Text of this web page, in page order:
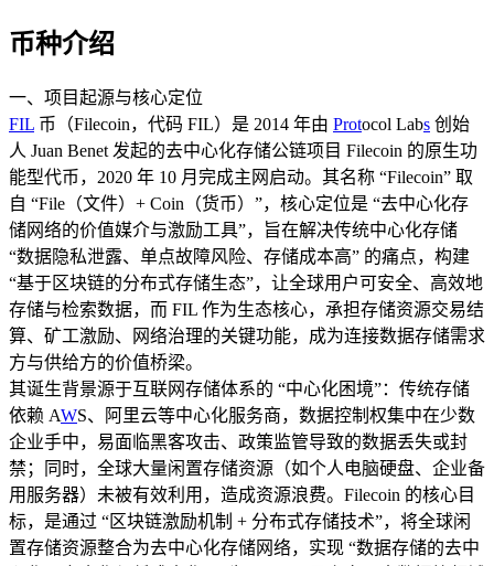
币种介绍
一、项目起源与核心定位​
FIL 币（Filecoin，代码 FIL）是 2014 年由 Protocol Labs 创始
人 Juan Benet 发起的去中心化存储公链项目 Filecoin 的原生功
能型代币，2020 年 10 月完成主网启动。其名称 “Filecoin” 取
自 “File（文件）+ Coin（货币）”，核心定位是 “去中心化存
储网络的价值媒介与激励工具”，旨在解决传统中心化存储
“数据隐私泄露、单点故障风险、存储成本高” 的痛点，构建
“基于区块链的分布式存储生态”，让全球用户可安全、高效地
存储与检索数据，而 FIL 作为生态核心，承担存储资源交易结
算、矿工激励、网络治理的关键功能，成为连接数据存储需求
方与供给方的价值桥梁。​
其诞生背景源于互联网存储体系的 “中心化困境”：传统存储
依赖 AWS、阿里云等中心化服务商，数据控制权集中在少数
企业手中，易面临黑客攻击、政策监管导致的数据丢失或封
禁；同时，全球大量闲置存储资源（如个人电脑硬盘、企业备
用服务器）未被有效利用，造成资源浪费。Filecoin 的核心目
标，是通过 “区块链激励机制 + 分布式存储技术”，将全球闲
置存储资源整合为去中心化存储网络，实现 “数据存储的去中